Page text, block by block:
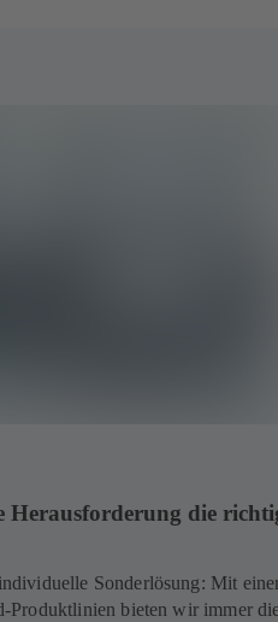
die
Sonderlösung: Mit
Produktlinien bieten wir immer